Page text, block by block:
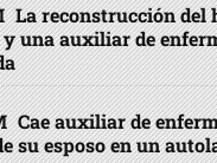
La reconstrucción del
una auxiliar de
Cae auxiliar de
su esposo en un